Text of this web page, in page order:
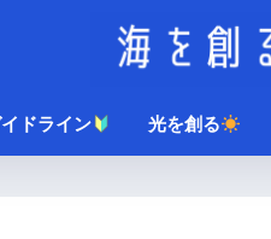
ドライン 光を創る